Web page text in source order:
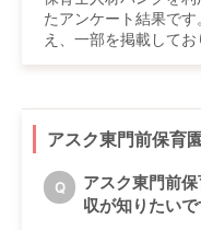
たアンケート結果で
え、一部を掲載してお
アスク東門前保育
Q
アスク東門前
収が知りたいで